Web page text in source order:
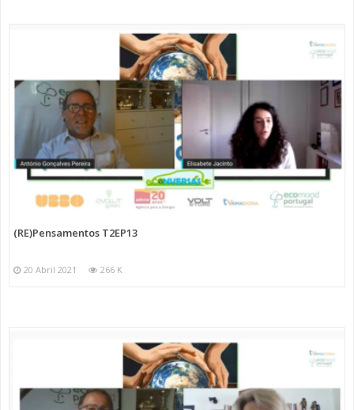
(RE)Pensamentos T2EP13
20 Abril 2021 266 K